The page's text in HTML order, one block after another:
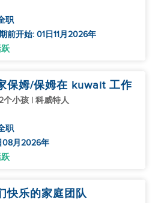
职
前开始: 01日11月2026年
保姆/保姆在 kuwait 工作
个小孩 | 科威特人
职
08月2026年
快乐的家庭团队